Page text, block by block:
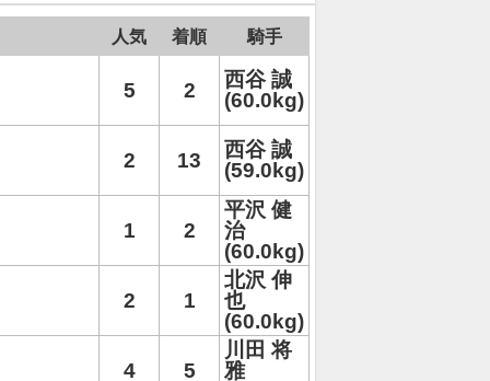
人気 着順 騎手
5 2
西谷 誠
(60.0kg)
2 13
西谷 誠
(59.0kg)
1 2
平沢 健
治
(60.0kg)
2 1
北沢 伸
也
(60.0kg)
4 5
川田 将
雅